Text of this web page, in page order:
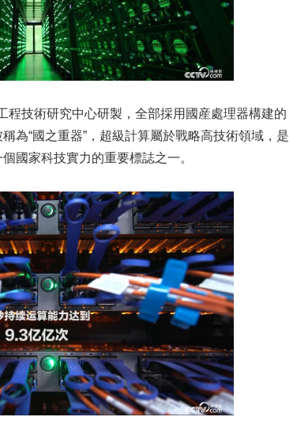
技術研究中心研製，全部採用國産處理器構建的
為“國之重器”，超級計算屬於戰略高技術領域，是
國家科技實力的重要標誌之一。